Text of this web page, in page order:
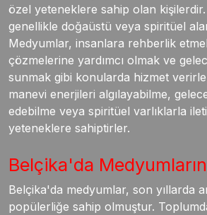
özel yeteneklere sahip olan
genellikle doğaüstü veya spiritüel
Medyumlar, insanlara rehberlik
çözmelerine yardımcı olmak ve
sunmak gibi konularda hizmet
manevi enerjileri algılayabilme,
edebilme veya spiritüel varlıklarla
yeteneklere sahiptirler.
Belçika'da Medyumların
Belçika'da medyumlar, son yıllarda
popülerliğe sahip olmuştur.